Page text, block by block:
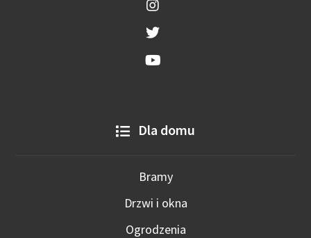
Dla domu
Bramy
Drzwi i okna
Ogrodzenia